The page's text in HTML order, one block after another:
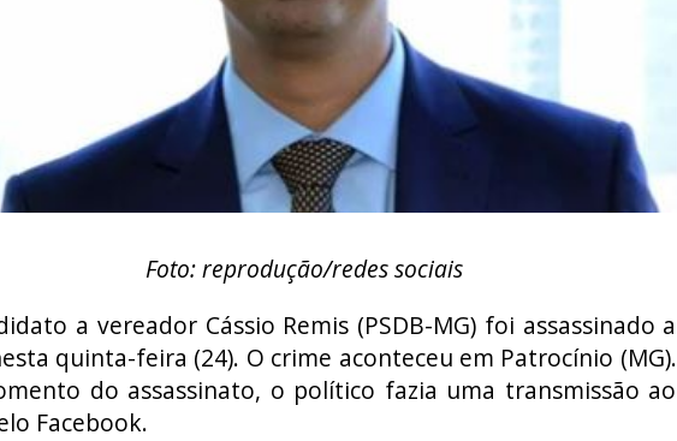
Foto: reprodução/redes sociais
a vereador Cássio Remis (PSDB-MG) foi assassinado a
quinta-feira (24). O crime aconteceu em Patrocínio (MG).
do assassinato, o político fazia uma transmissão ao
Facebook.